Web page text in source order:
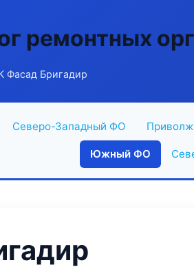
ремонтных
Фасад Бригадир
Северо-Западный ФО
Южный ФО